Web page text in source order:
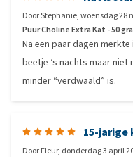
DoorStephanie,woensdag 28
Puur Choline Extra Kat - 50
Na een paar dagen
beetje ‘s nachts maar
minder “verdwaald” is.
15-jarige
DoorFleur, donderdag 3 april